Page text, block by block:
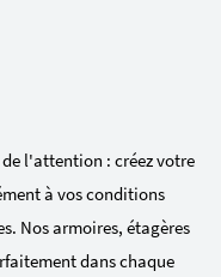
l'attention : créez votre
à vos conditions
Nos armoires, étagères
dans chaque